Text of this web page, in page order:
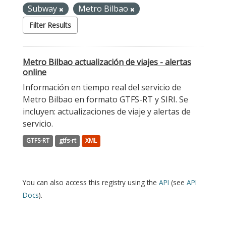
Subway
Metro Bilbao
Filter Results
Metro Bilbao actualización de viajes - alertas
online
Información en tiempo real del servicio de
Metro Bilbao en formato GTFS-RT y SIRI. Se
incluyen: actualizaciones de viaje y alertas de
servicio.
GTFS-RT gtfs-rt XML
You can also access this registry using the API (see API
Docs).